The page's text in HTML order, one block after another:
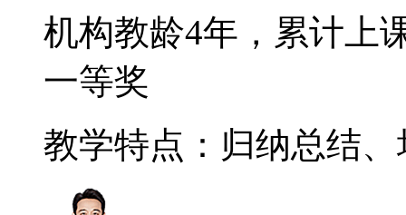
机构教龄4年，累计上
一等奖
教学特点：归纳总结